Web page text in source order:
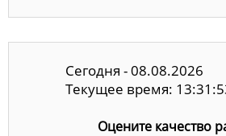
Сегодня - 08.08.2026
Текущее время:
Оцените качество